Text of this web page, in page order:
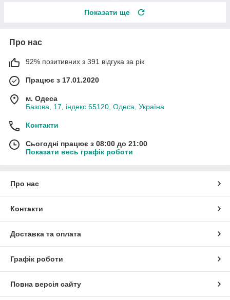
Показати ще
Про нас
92% позитивних з 391 відгука за рік
Працює з 17.01.2020
м. Одеса
Базова, 17, індекс 65120, Одеса, Україна
Контакти
Сьогодні працює з 08:00 до 21:00
Показати весь графік роботи
Про нас
Контакти
Доставка та оплата
Графік роботи
Повна версія сайту